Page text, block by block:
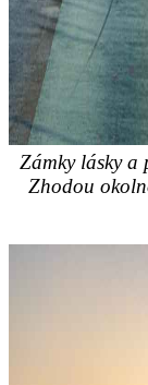
Zámky lásky a
Zhodou